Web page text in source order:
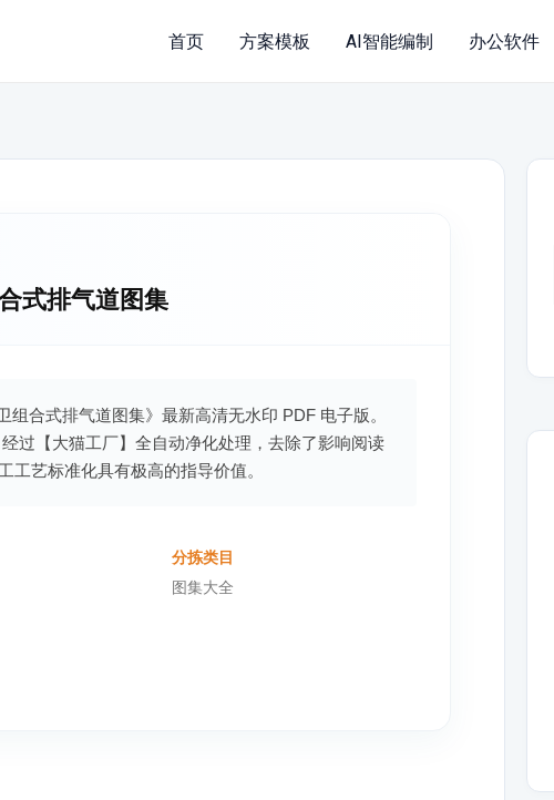
首页 方案模板 AI智能编制 办公软件
式排气道图集
组合式排气道图集》最新高清无水印 PDF 电子版。
过【大猫工厂】全自动净化处理，去除了影响阅读
工艺标准化具有极高的指导价值。
分拣类目
图集大全